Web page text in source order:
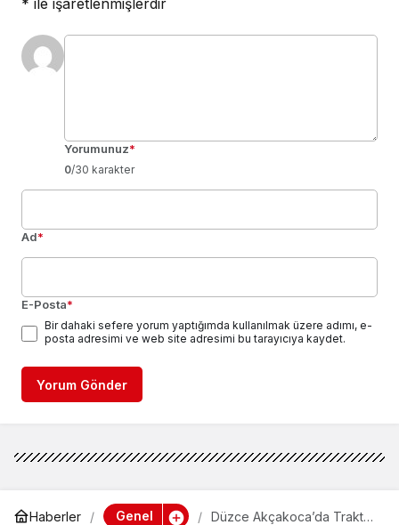
* ile işaretlenmişlerdir
Yorumunuz*
0/30 karakter
Ad*
E-Posta*
Bir dahaki sefere yorum yaptığımda kullanılmak üzere adımı, e-
posta adresimi ve web site adresimi bu tarayıcıya kaydet.
Yorum Gönder
Haberler Genel
Düzce Akçakoca’da Traktör